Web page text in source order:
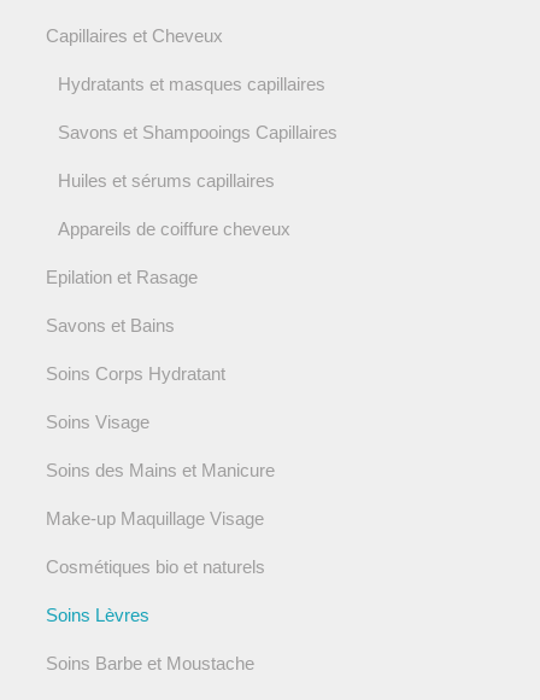
Capillaires et Cheveux
Hydratants et masques capillaires
Savons et Shampooings Capillaires
Huiles et sérums capillaires
Appareils de coiffure cheveux
Epilation et Rasage
Savons et Bains
Soins Corps Hydratant
Soins Visage
Soins des Mains et Manicure
Make-up Maquillage Visage
Cosmétiques bio et naturels
Soins Lèvres
Soins Barbe et Moustache